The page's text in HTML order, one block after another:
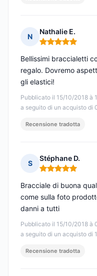
N
Nathalie E.
Nota: 5 su 5
Pubblicato il 15/10/2018 à
a seguito di un acquisto di
Bellissimi braccialetti
regalo. Dovremo
gli elastici!
Recensione tradotta
S
Stéphane D.
Nota: 5 su 5
Pubblicato il 15/10/2018 à
a seguito di un acquisto di
Bracciale di buona
come sulla foto
danni a tutti
Recensione tradotta